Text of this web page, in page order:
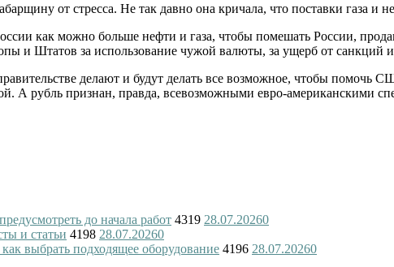
от стресса. Не так давно она кричала, что поставки газа
как можно больше нефти и газа, чтобы помешать России,
и Штатов за использование чужой валюты, за ущерб от санкций и
делают и будут делать все возможное, чтобы
А рубль признан, правда, всевозможными евро-американскими
до начала работ 4319 28.07.20260
и статьи 4198 28.07.20260
выбрать подходящее оборудование 4196 28.07.20260